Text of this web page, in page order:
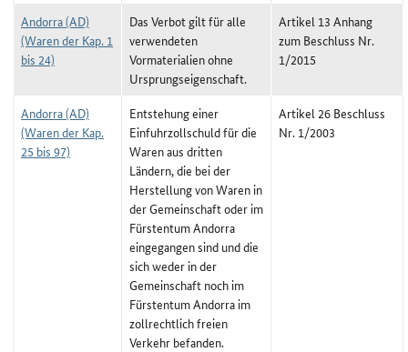
Andorra (AD)
(Waren der Kap. 1
bis 24)
Das Verbot gilt für alle
verwendeten
Vormaterialien ohne
Ursprungseigenschaft.
Artikel 13 Anhang
zum Beschluss Nr.
1/2015
Andorra (AD)
(Waren der Kap.
25 bis 97)
Entstehung einer
Einfuhrzollschuld für die
Waren aus dritten
Ländern, die bei der
Herstellung von Waren in
der Gemeinschaft oder im
Fürstentum Andorra
eingegangen sind und die
sich weder in der
Gemeinschaft noch im
Fürstentum Andorra im
zollrechtlich freien
Verkehr befanden.
Artikel 26 Beschluss
Nr. 1/2003